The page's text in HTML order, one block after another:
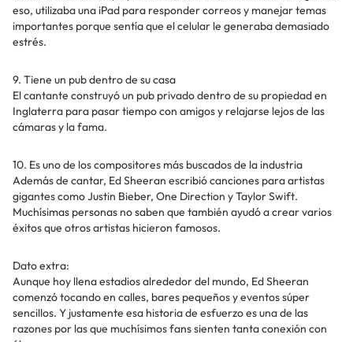
eso, utilizaba una iPad para responder correos y manejar temas
importantes porque sentía que el celular le generaba demasiado
estrés.
9. Tiene un pub dentro de su casa
El cantante construyó un pub privado dentro de su propiedad en
Inglaterra para pasar tiempo con amigos y relajarse lejos de las
cámaras y la fama.
10. Es uno de los compositores más buscados de la industria
Además de cantar, Ed Sheeran escribió canciones para artistas
gigantes como Justin Bieber, One Direction y Taylor Swift.
Muchísimas personas no saben que también ayudó a crear varios
éxitos que otros artistas hicieron famosos.
Dato extra:
Aunque hoy llena estadios alrededor del mundo, Ed Sheeran
comenzó tocando en calles, bares pequeños y eventos súper
sencillos. Y justamente esa historia de esfuerzo es una de las
razones por las que muchísimos fans sienten tanta conexión con